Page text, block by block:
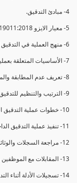
4- مبادئ التدقيق.
5- معيار الايزو 19011:2018.
6- منهج العملية في التدقيق الداخلي.
7- الأساسيات المتعلقة بعملية التدقيق الداخلي.
8- تعريف عدم المطابقة والملاحظات.
9- الترتيب والتنظيم للتدقيق الداخلي.
10- خطوات عملية التدقيق الداخلي.
11- تنفيذ عملية التدقيق الداخلي والاجتماع الافتتاحي.
12- مراجعة السجلات والوثائق.
13- المقابلات مع الموظفين ومراقبة الانشطة والمرافق.
14- تسجيلات الأدلة أثناء التدقيق.